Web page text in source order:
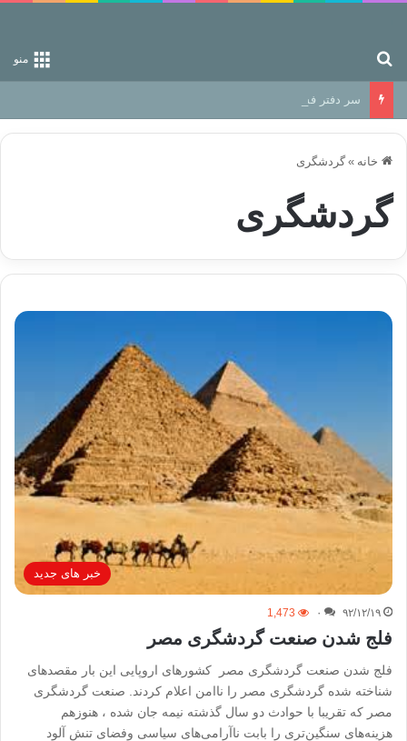
منو
سر دفتر فساد در زمین‌، دوری وکناره‌گیری از راه خداست‌!
خانه » گردشگری
گردشگری
خبر های جدید
۹۲/۱۲/۱۹ ۰ 1,473
فلج شدن صنعت گردشگری مصر
فلج شدن صنعت گردشگری مصر کشورهای اروپایی این بار مقصدهای
شناخته شده گردشگری مصر را ناامن اعلام کردند. صنعت گردشگری
مصر که تقریبا با حوادث دو سال گذشته نیمه جان شده ، هنوزهم
هزینه‌های سنگین‌تری را بابت ناآرامی‌های سیاسی وفضای تنش آلود